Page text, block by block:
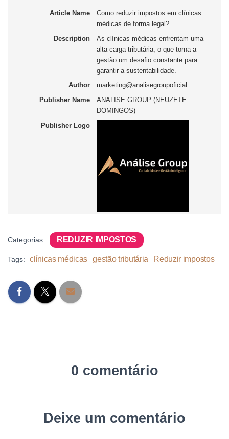
Article Name
Como reduzir impostos em clínicas
médicas de forma legal?
Description
As clínicas médicas enfrentam uma
alta carga tributária, o que torna a
gestão um desafio constante para
garantir a sustentabilidade.
Author
marketing@analisegroupoficial
Publisher Name
ANALISE GROUP (NEUZETE
DOMINGOS)
Publisher Logo
Categorias: REDUZIR IMPOSTOS
Tags: clínicas médicas gestão tributária Reduzir impostos
0 comentário
Deixe um comentário